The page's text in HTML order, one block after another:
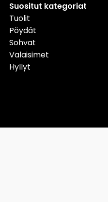
Suositut kategoriat
Tuolit
Pöydät
Sohvat
Valaisimet
Hyllyt